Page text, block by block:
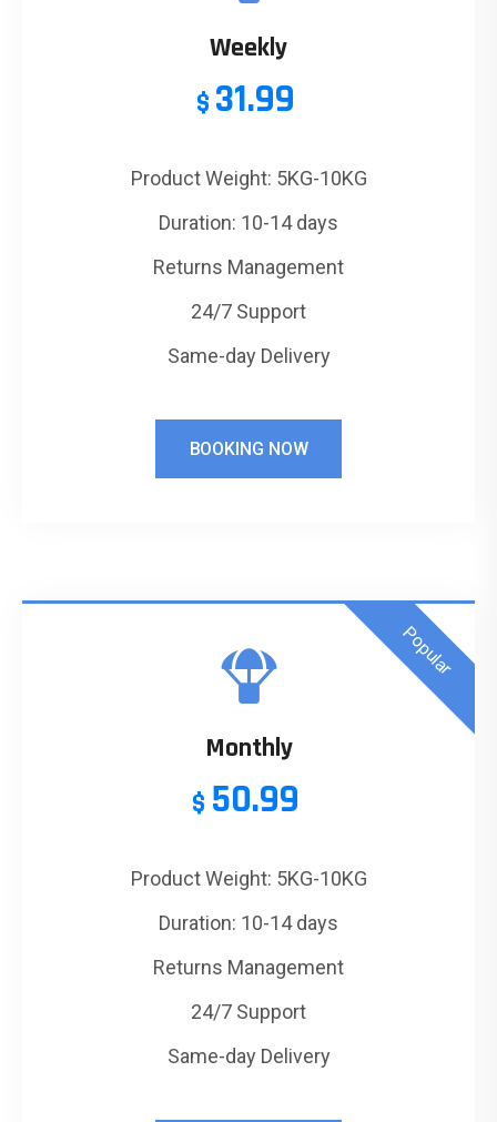
Weekly
$ 31.99
Product Weight: 5KG-10KG
Duration: 10-14 days
Returns Management
24/7 Support
Same-day Delivery
BOOKING NOW
Popular
Monthly
$ 50.99
Product Weight: 5KG-10KG
Duration: 10-14 days
Returns Management
24/7 Support
Same-day Delivery